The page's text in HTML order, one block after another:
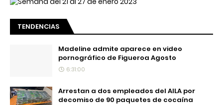
TENDENCIAS
Madeline admite aparece en video
pornográfico de Figueroa Agosto
6:31:00
Arrestan a dos empleados del AILA por
decomiso de 90 paquetes de cocaína